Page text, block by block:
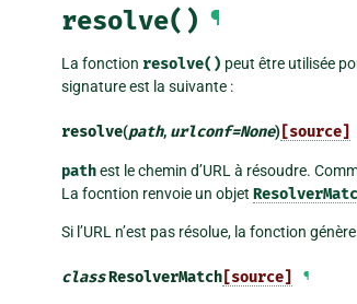
resolve() ¶
La fonction resolve() peut être utilisée
signature est la suivante :
resolve(path, urlconf=None) [source]
pathest le chemin d’URL à résoudre.
La focntion renvoie un objet
Si l’URL n’est pas résolue, la fonction
classResolverMatch [source] ¶